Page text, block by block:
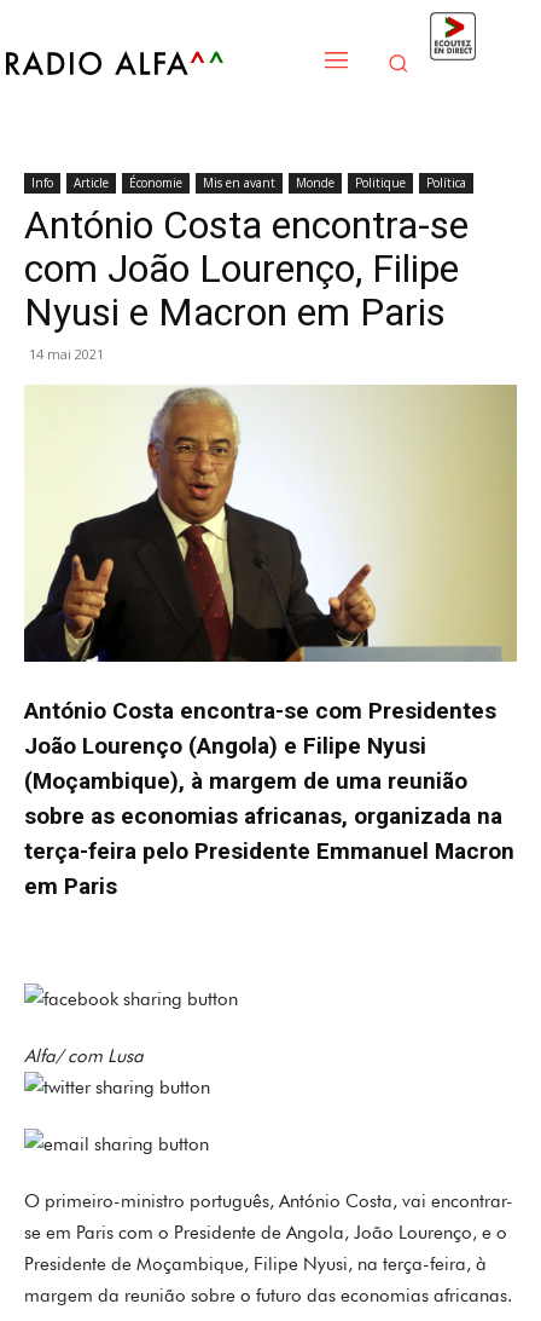
Info Article Économie Mis en avant Monde Politique Política
António Costa encontra-se
com João Lourenço, Filipe
Nyusi e Macron em Paris
14 mai 2021
António Costa encontra-se com Presidentes
João Lourenço (Angola) e Filipe Nyusi
(Moçambique), à margem de uma reunião
sobre as economias africanas, organizada na
terça-feira pelo Presidente Emmanuel Macron
em Paris
Alfa/ com Lusa
O primeiro-ministro português, António Costa, vai encontrar-
se em Paris com o Presidente de Angola, João Lourenço, e o
Presidente de Moçambique, Filipe Nyusi, na terça-feira, à
margem da reunião sobre o futuro das economias africanas.